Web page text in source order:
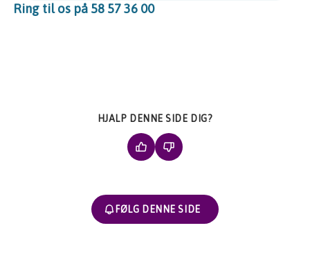
Ring til os på 58 57 36 00
HJALP DENNE SIDE DIG?
FØLG DENNE SIDE